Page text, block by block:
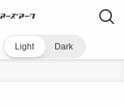
Light Dark